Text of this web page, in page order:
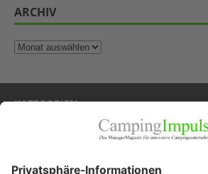
ARCHIV
KATEGORIEN